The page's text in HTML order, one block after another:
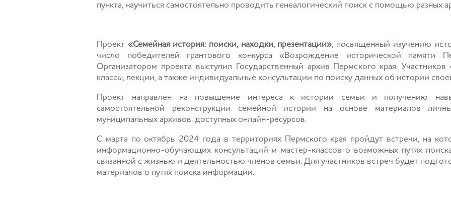
пункта, научиться самостоятельно проводить генеалогический поиск с помощью разных
Проект «Семейная история: поиски, находки, презентации», посвященный изучению
число победителей грантового конкурса «Возрождение исторической памяти
Организатором проекта выступил Государственный архив Пермского края.
классы, лекции, а также индивидуальные консультации по поиску данных об истории
Проект направлен на повышение интереса к истории семьи и получению
самостоятельной реконструкции семейной истории на основе материалов
муниципальных архивов, доступных онлайн-ресурсов.
С марта по октябрь 2024 года в территориях Пермского края пройдут встречи, на
информационно-обучающих консультаций и мастер-классов о возможных путях
связанной с жизнью и деятельностью членов семьи. Для участников встреч будет
материалов о путях поиска информации.